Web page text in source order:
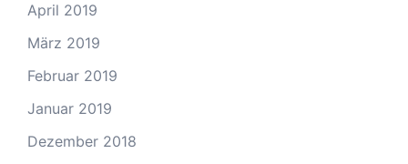
April 2019
März 2019
Februar 2019
Januar 2019
Dezember 2018